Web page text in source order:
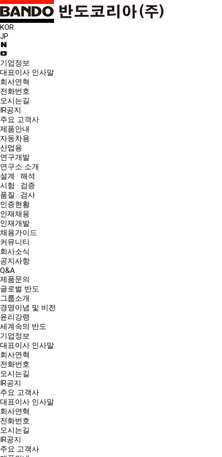
KOR
JP
기업정보
대표이사 인사말
회사연혁
전화번호
오시는길
IR공지
주요 고객사
제품안내
자동차용
산업용
연구개발
연구소 소개
설계 · 해석
시험 · 검증
품질 · 검사
인증현황
인재채용
인재개발
채용가이드
커뮤니티
회사소식
공지사항
Q&A
제품문의
글로벌 반도
그룹소개
경영이념 및 비전
윤리강령
세계속의 반도
기업정보
대표이사 인사말
회사연혁
전화번호
오시는길
IR공지
주요 고객사
대표이사 인사말
회사연혁
전화번호
오시는길
IR공지
주요 고객사